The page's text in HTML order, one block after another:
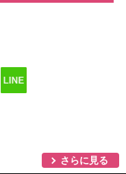
さらに見る